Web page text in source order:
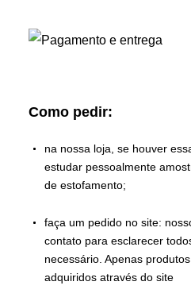
Como pedir:
na nossa loja, se houver
estudar pessoalmente
de estofamento;
faça um pedido no site:
contato para esclarecer
necessário. Apenas
adquiridos através do site